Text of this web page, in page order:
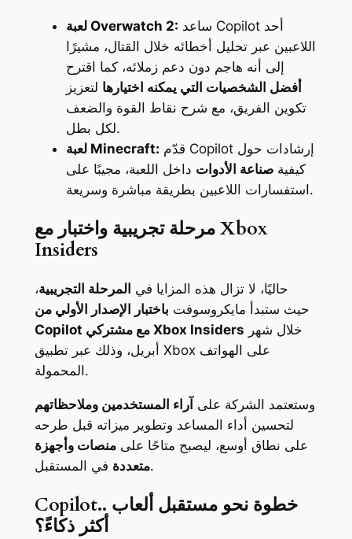
لعبة Overwatch 2:
اللاعبين عبر تحليل أخطائه خلال القتال، مشيرًا
إلى أنه هاجم دون دعم زملائه، كما اقترح
أفضل الشخصيات التي يمكنه اختيارها لتعزيز
تكوين الفريق، مع شرح نقاط القوة والضعف
لكل بطل.
لعبة Minecraft:
كيفيةصناعة الأدوات داخل اللعبة، مجيبًا على
استفسارات اللاعبين بطريقة مباشرة وسريعة.
مرحلة تجريبية واختبار مع Xbox
Insiders
حاليًا، لا تزال هذه المزايا في المرحلة التجريبية،
حيث ستبدأ مايكروسوفت باختبار الإصدار الأولي من
Copilot مع مشتركي Xbox Insiders
أبريل، وذلك عبر تطبيق Xbox على الهواتف
المحمولة.
وستعتمد الشركة على آراء المستخدمين وملاحظاتهم
لتحسين أداء المساعد وتطوير ميزاته قبل طرحه
على نطاق أوسع، ليصبح متاحًا علىمنصات وأجهزة
متعددةفي المستقبل.
Copilot.. خطوة نحو مستقبل ألعاب
أكثر ذكاءً؟